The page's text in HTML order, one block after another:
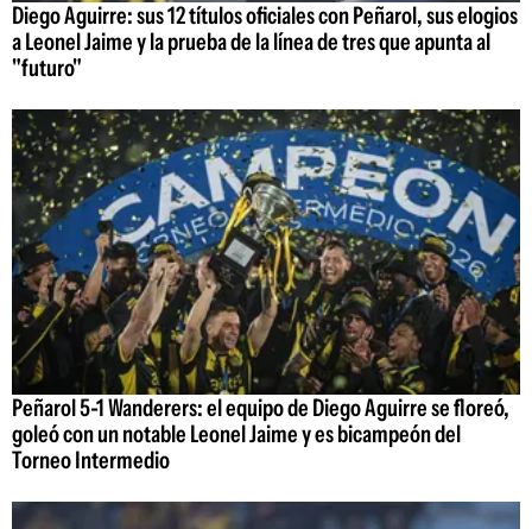
Diego Aguirre: sus 12 títulos oficiales con Peñarol, sus elogios
a Leonel Jaime y la prueba de la línea de tres que apunta al
"futuro"
Peñarol 5-1 Wanderers: el equipo de Diego Aguirre se floreó,
goleó con un notable Leonel Jaime y es bicampeón del
Torneo Intermedio